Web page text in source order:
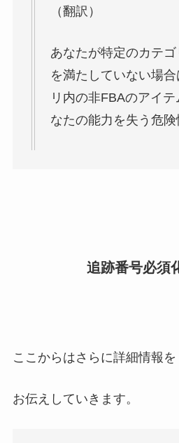
（翻訳）
あなたが特定のカテ
を満たしていない場
リ内の非FBAのアイ
なたの能力を失う危険
追跡番号必須
ここからはさらに詳細情報を
お伝えしていきます。